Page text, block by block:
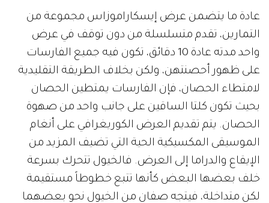
عادة ما يتضمن عرض إيسكاراموزاس مجموعة من
التمارين، تقدم متسلسلة من دون توقف في عرض
واحد مدته عادة 10 دقائق، تكون فيه جميع الفارسات
على ظهور أحصنتهن، ولكن بخلاف الطريقة التقليدية
لامتطاء الحصان، فإن الفارسات يمتطين الحصان
بحيث تكون كلتا الساقين على جانب واحد من صهوة
الحصان. يتم تقديم العرض الكوريغرافي على أنغام
الموسيقى المكسيكية الحية التي تضيف المزيد من
الإيقاع والدراما إلى العرض. فالخيول تتحرك بسرعة
خلف بعضها البعض كأنها تتبع خطوطاً مستقيمة
لكن متداخلة، فيتجه صفان من الخيول نحو بعضهما